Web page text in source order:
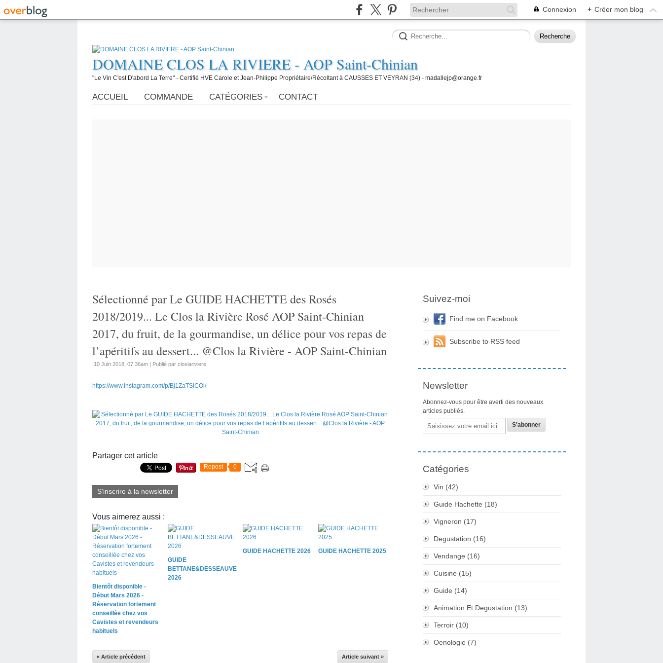
Connexion + Créer mon blog
DOMAINE CLOS LA RIVIERE - AOP Saint-Chinian
"Le Vin C'est D'abord La Terre" - Certifié HVE Carole et Jean-Philippe Propriétaire/Récoltant à CAUSSES ET VEYRAN (34) - madallejp@orange.fr
ACCUEIL COMMANDE CATÉGORIES CONTACT
Sélectionné par Le GUIDE HACHETTE des Rosés
2018/2019... Le Clos la Rivière Rosé AOP Saint-Chinian
2017, du fruit, de la gourmandise, un délice pour vos repas de
l’apéritifs au dessert... @Clos la Rivière - AOP Saint-Chinian
10 Juin 2018, 07:36am | Publié par closlariviere
https://www.instagram.com/p/Bj1ZaTSlCOi/
Partager cet article
Repost 0
S'inscrire à la newsletter
Vous aimerez aussi :
Bientôt disponible -
Début Mars 2026 -
Réservation fortement
conseillée chez vos
Cavistes et revendeurs
habituels
GUIDE
BETTANE&DESSEAUVE
2026
GUIDE HACHETTE 2026 GUIDE HACHETTE 2025
« Article précédent Article suivant »
Suivez-moi
Find me on Facebook
Subscribe to RSS feed
Newsletter
Abonnez-vous pour être averti des nouveaux
articles publiés.
Email
Catégories
Vin (42)
Guide Hachette (18)
Vigneron (17)
Degustation (16)
Vendange (16)
Cuisine (15)
Guide (14)
Animation Et Degustation (13)
Terroir (10)
Oenologie (7)